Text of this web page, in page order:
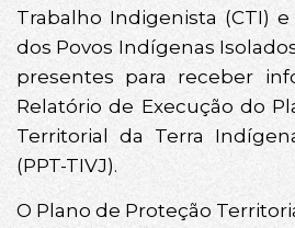
Trabalho Indigenista (CTI)
dos Povos Indígenas
presentes para receber
Relatório de Execução do
Territorial da Terra
(PPT-TIVJ).
O Plano de Proteção